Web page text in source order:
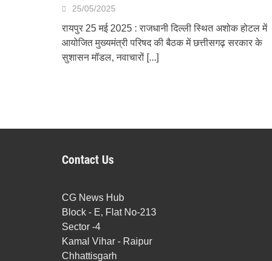
25/05/2025
रायपुर 25 मई 2025 : राजधानी दिल्ली स्थित अशोक होटल में
आयोजित मुख्यमंत्री परिषद की बैठक में छत्तीसगढ़ सरकार के
सुशासन मॉडल, नवाचारों [...]
Contact Us
CG News Hub
Block - E, Flat No-213
Sector -4
Kamal Vihar - Raipur
Chhattisgarh